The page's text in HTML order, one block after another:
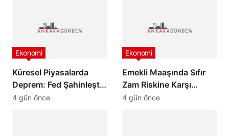
Küresel Piyasalarda
Deprem: Fed Şahinleşti,
Değerli Metaller Çakıldı!
Ekonomi
4 gün önce
Emekli Maaşında Sıfır
Zam Riskine Karşı
Formül: Ak Parti Meclis
Ekonomi
4 gün önce